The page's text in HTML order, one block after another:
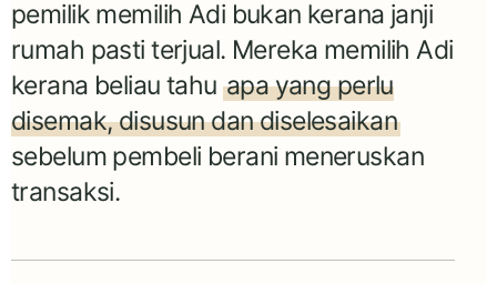
pemilik memilih Adi bukan kerana janji
rumah pasti terjual. Mereka memilih Adi
kerana beliau tahuapa yang perlu
disemak, disusun dan diselesaikan
sebelum pembeli berani meneruskan
transaksi.